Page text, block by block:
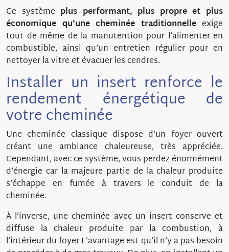
Ce système plus performant, plus propre et plus
économique qu’une cheminée traditionnelleexige
tout de même de la manutention pour l’alimenter en
combustible, ainsi qu’un entretien régulier pour en
nettoyer la vitre et évacuer les cendres.
Installer un insert renforce le
rendement énergétique de
votre cheminée
Une cheminée classique dispose d’un foyer ouvert
créant une ambiance chaleureuse, très appréciée.
Cependant, avec ce système, vous perdez énormément
d’énergie car la majeure partie de la chaleur produite
s’échappe en fumée à travers le conduit de la
cheminée.
À l’inverse, une cheminée avec un insert conserve et
diffuse la chaleur produite par la combustion, à
l’intérieur du foyer L’avantage est qu’il n’y a pas besoin